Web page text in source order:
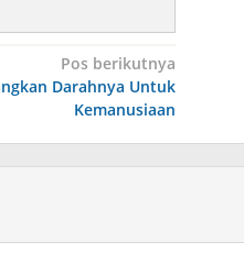
Pos berikutnya
Darahnya Untuk
Kemanusiaan